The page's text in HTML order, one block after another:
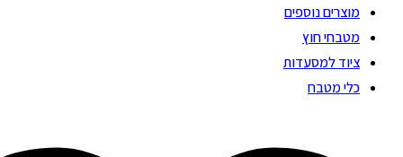
מוצרים נוספים
מטבחי חוץ
ציוד למסעדות
כלי מטבח